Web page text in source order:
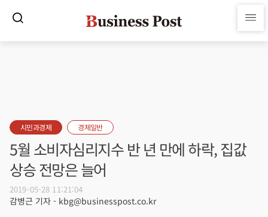
시민과경제 경제일반
5월 소비자심리지수 반 년 만에 하락, 집값
상승 전망은 늘어
2019-05-28 11:21:04
감병근 기자 - kbg@businesspost.co.kr